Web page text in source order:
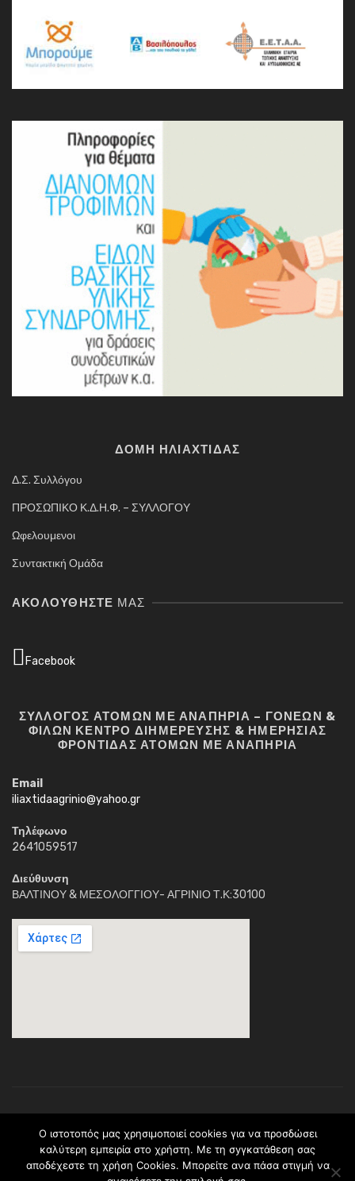
ΔΟΜΗ ΗΛΙΑΧΤΙΔΑΣ
Δ.Σ. Συλλόγου
ΠΡΟΣΩΠΙΚΟ Κ.Δ.Η.Φ. – ΣΥΛΛΟΓΟΥ
Ωφελουμενοι
Συντακτική Ομάδα
ΑΚΟΛΟΥΘΉΣΤΕ ΜΑΣ
Facebook
ΣΥΛΛΟΓΟΣ ΑΤΟΜΩΝ ΜΕ ΑΝΑΠΗΡΙΑ – ΓΟΝΕΩΝ &
ΦΙΛΩΝ ΚΕΝΤΡΟ ΔΙΗΜΕΡΕΥΣΗΣ & ΗΜΕΡΗΣΙΑΣ
ΦΡΟΝΤΙΔΑΣ ΑΤΟΜΩΝ ΜΕ ΑΝΑΠΗΡΙΑ
Email
iliaxtidaagrinio@yahoo.gr
Τηλέφωνο
2641059517
Διεύθυνση
ΒΑΛΤΙΝΟΥ & ΜΕΣΟΛΟΓΓΙΟΥ- ΑΓΡΙΝΙΟ Τ.Κ:30100
νομίμου δικαιώματος.Το περιεχόμενο ανήκει (C) στο σύλλογο
Ηλιαχτίδα * ΠΡΑΞΗ: <> Υλοποιείται στο πλαίσιο του Επιχειρησιακού
Προγράμματος <> και συγχρηματοδοτείται από το Ευρωπαϊκό
O ιστοτοπός μας χρησιμοποιεί cookies για να προσδώσει
καλύτερη εμπειρία στο χρήστη. Με τη σyγκατάθεση σας
αποδέχεστε τη χρήση Cookies. Μπορείτε ανα πάσα στιγμἠ να